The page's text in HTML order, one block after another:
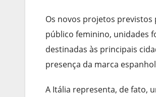
Os novos projetos
público feminino, unidades
destinadas às principais
presença da marca
A Itália representa, de fato,